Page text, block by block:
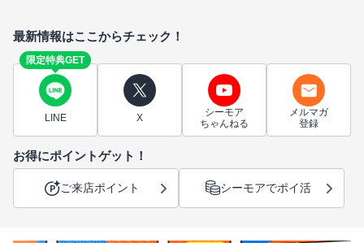
最新情報はここからチェック！
限定特典GET
LINE X
シーモア
ちゃんねる
メルマガ
登録
お得にポイントゲット！
ご来店ポイント シーモアでポイ活